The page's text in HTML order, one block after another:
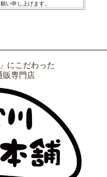
い申し上げます。
にこだわった
販専門店